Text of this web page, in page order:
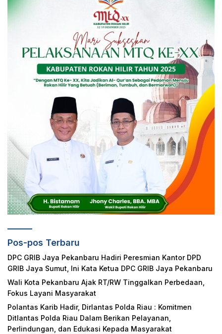
Pos-pos Terbaru
DPC GRIB Jaya Pekanbaru Hadiri Peresmian Kantor DPD
GRIB Jaya Sumut, Ini Kata Ketua DPC GRIB Jaya Pekanbaru
Wali Kota Pekanbaru Ajak RT/RW Tinggalkan Perbedaan,
Fokus Layani Masyarakat
Polantas Karib Hadir, Dirlantas Polda Riau : Komitmen
Ditlantas Polda Riau Dalam Berikan Pelayanan,
Perlindungan, dan Edukasi Kepada Masyarakat